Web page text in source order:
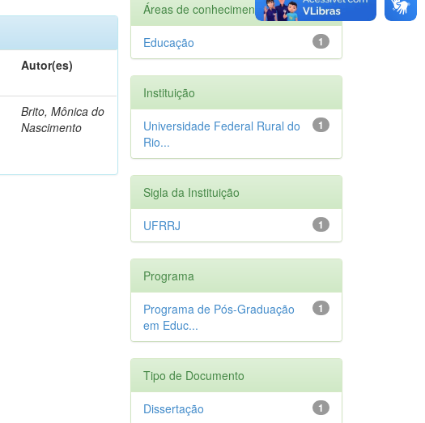
Autor(es)
Brito, Mônica do
Nascimento
Áreas de conhecimento
1
Educação
Instituição
1
Universidade Federal Rural do
Rio...
Sigla da Instituição
1
UFRRJ
Programa
1
Programa de Pós-Graduação
em Educ...
Tipo de Documento
1
Dissertação